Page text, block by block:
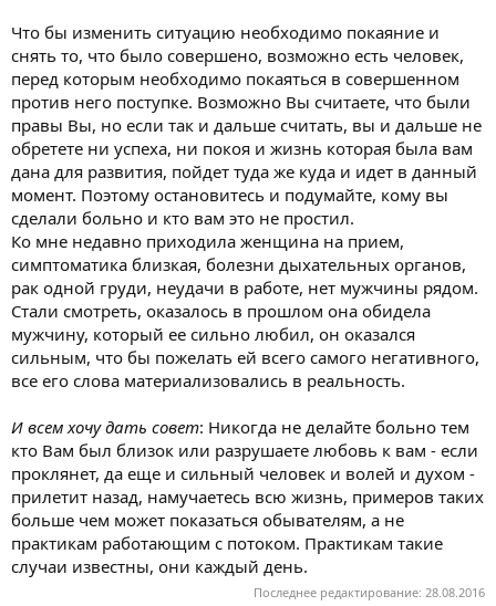
Что бы изменить ситуацию необходимо покаяние и
снять то, что было совершено, возможно есть человек,
перед которым необходимо покаяться в совершенном
против него поступке. Возможно Вы считаете, что были
правы Вы, но если так и дальше считать, вы и дальше не
обретете ни успеха, ни покоя и жизнь которая была вам
дана для развития, пойдет туда же куда и идет в данный
момент. Поэтому остановитесь и подумайте, кому вы
сделали больно и кто вам это не простил.
Ко мне недавно приходила женщина на прием,
симптоматика близкая, болезни дыхательных органов,
рак одной груди, неудачи в работе, нет мужчины рядом.
Стали смотреть, оказалось в прошлом она обидела
мужчину, который ее сильно любил, он оказался
сильным, что бы пожелать ей всего самого негативного,
все его слова материализовались в реальность.
И всем хочу дать совет: Никогда не делайте больно тем
кто Вам был близок или разрушаете любовь к вам - если
проклянет, да еще и сильный человек и волей и духом -
прилетит назад, намучаетесь всю жизнь, примеров таких
больше чем может показаться обывателям, а не
практикам работающим с потоком. Практикам такие
случаи известны, они каждый день.
Последнее редактирование: 28.08.2016